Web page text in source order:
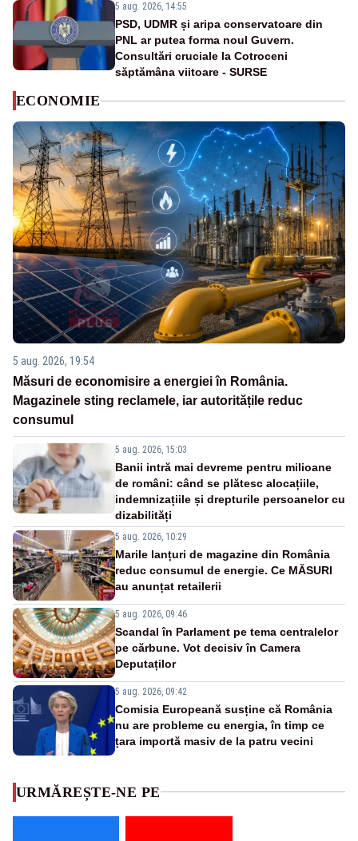
5 aug. 2026, 14:55
PSD, UDMR și aripa conservatoare din
PNL ar putea forma noul Guvern.
Consultări cruciale la Cotroceni
săptămâna viitoare - SURSE
ECONOMIE
5 aug. 2026, 19:54
Măsuri de economisire a energiei în România.
Magazinele sting reclamele, iar autoritățile reduc
consumul
5 aug. 2026, 15:03
Banii intră mai devreme pentru milioane
de români: când se plătesc alocațiile,
indemnizațiile și drepturile persoanelor cu
dizabilități
5 aug. 2026, 10:29
Marile lanțuri de magazine din România
reduc consumul de energie. Ce MĂSURI
au anunțat retailerii
5 aug. 2026, 09:46
Scandal în Parlament pe tema centralelor
pe cărbune. Vot decisiv în Camera
Deputaților
5 aug. 2026, 09:42
Comisia Europeană susține că România
nu are probleme cu energia, în timp ce
țara importă masiv de la patru vecini
URMĂREȘTE-NE PE